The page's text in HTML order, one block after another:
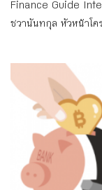
Finance Guide
ชวานันทกุล หัวหน้าโ